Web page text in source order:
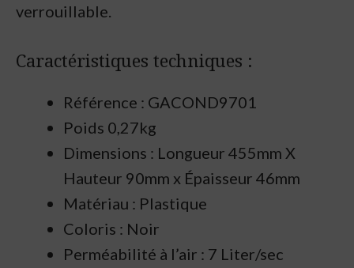
verrouillable.
Caractéristiques techniques :
Référence : GACOND9701
Poids 0,27kg
Dimensions : Longueur 455mm X
Hauteur 90mm x Épaisseur 46mm
Matériau : Plastique
Coloris : Noir
Perméabilité à l’air : 7 Liter/sec